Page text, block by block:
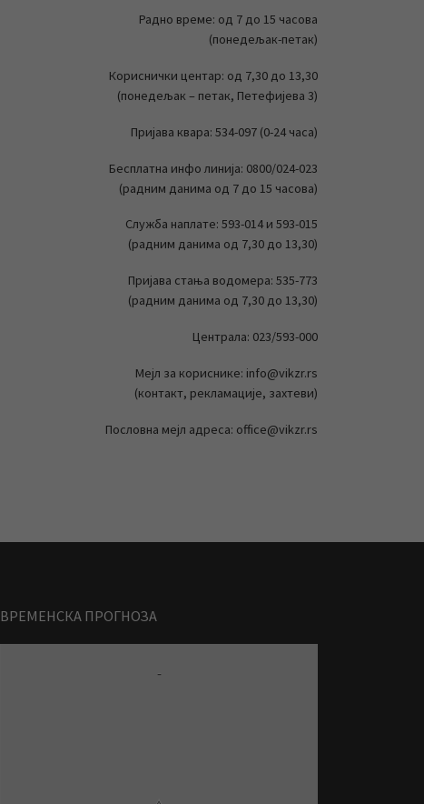
Радно време: од 7 до 15 часова
(понедељак-петак)
Кориснички центар: од 7,30 до 13,30
(понедељак – петак, Петефијева 3)
Пријава квара: 534-097 (0-24 часа)
Бесплатна инфо линија: 0800/024-023
(радним данима од 7 до 15 часова)
Служба наплате: 593-014 и 593-015
(радним данима од 7,30 до 13,30)
Пријава стања водомера: 535-773
(радним данима од 7,30 до 13,30)
Централа: 023/593-000
Мејл за кориснике: info@vikzr.rs
(контакт, рекламације, захтеви)
Пословна мејл адреса: office@vikzr.rs
ВРЕМЕНСКА ПРОГНОЗА
-